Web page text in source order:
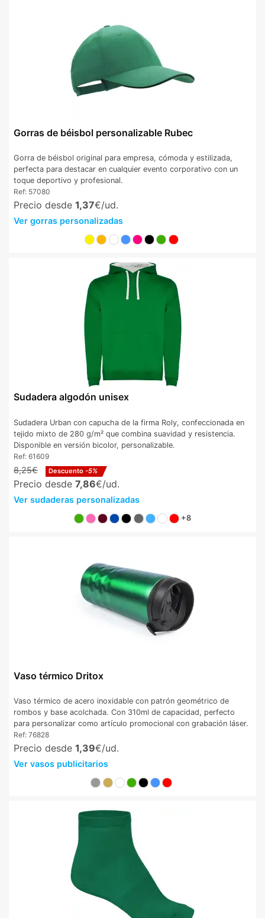
Gorras de béisbol personalizable Rubec
Gorra de béisbol original para empresa, cómoda y estilizada,
perfecta para destacar en cualquier evento corporativo con un
toque deportivo y profesional.
Ref: 57080
Precio desde 1,37€/ud.
Ver gorras personalizadas
Sudadera algodón unisex
Sudadera Urban con capucha de la firma Roly, confeccionada en
tejido mixto de 280 g/m² que combina suavidad y resistencia.
Disponible en versión bicolor, personalizable.
Ref: 61609
8,25€ Descuento -5%
Precio desde 7,86€/ud.
Ver sudaderas personalizadas
+8
Vaso térmico Dritox
Vaso térmico de acero inoxidable con patrón geométrico de
rombos y base acolchada. Con 310ml de capacidad, perfecto
para personalizar como artículo promocional con grabación láser.
Ref: 76828
Precio desde 1,39€/ud.
Ver vasos publicitarios